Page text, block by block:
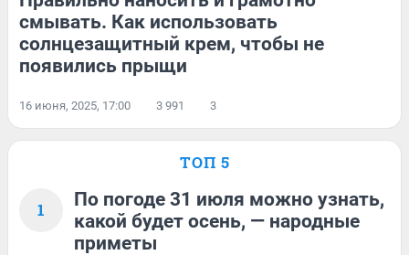
смывать. Как использовать
солнцезащитный крем, чтобы не
появились прыщи
16 июня, 2025, 17:00 3 991 3
ТОП 5
1
По погоде 31 июля можно узнать,
какой будет осень, — народные
приметы